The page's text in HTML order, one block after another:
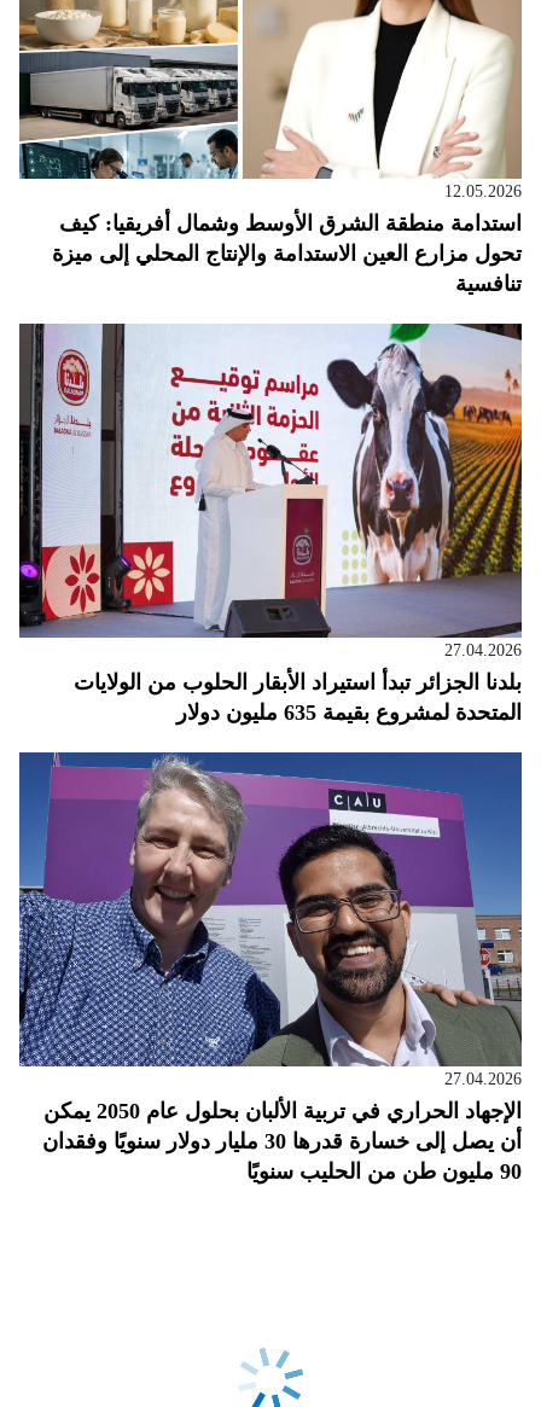
12.05.2026
استدامة منطقة الشرق الأوسط وشمال أفريقيا: كيف
تحول مزارع العين الاستدامة والإنتاج المحلي إلى ميزة
تنافسية
27.04.2026
بلدنا الجزائر تبدأ استيراد الأبقار الحلوب من الولايات
المتحدة لمشروع بقيمة 635 مليون دولار
27.04.2026
الإجهاد الحراري في تربية الألبان بحلول عام 2050 يمكن
أن يصل إلى خسارة قدرها 30 مليار دولار سنويًا وفقدان
90 مليون طن من الحليب سنويًا